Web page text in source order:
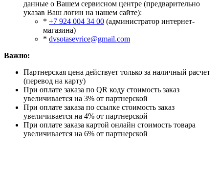
данные о Вашем сервисном центре (предварительно
указав Ваш логин на нашем сайте):
* +7 924 004 34 00 (администратор интернет-
магазина)
* dvsotasevrice@gmail.com
Важно:
Партнерская цена действует только за наличный расчет
(перевод на карту)
При оплате заказа по QR коду стоимость заказ
увеличивается на 3% от партнерской
При оплате заказа по ссылке стоимость заказ
увеличивается на 4% от партнерской
При оплате заказа картой онлайн стоимость товара
увеличивается на 6% от партнерской